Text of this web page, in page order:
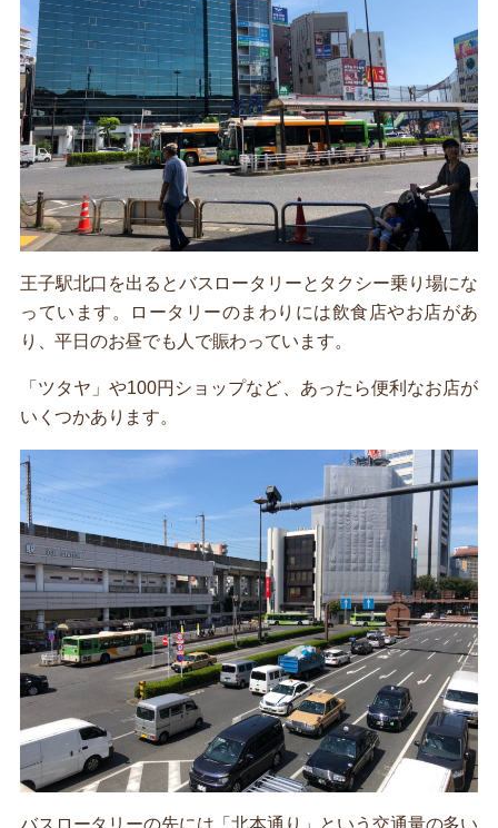
王子駅北口を出るとバスロータリーとタクシー乗り場にな
っています。ロータリーのまわりには飲食店やお店があ
り、平日のお昼でも人で賑わっています。
「ツタヤ」や100円ショップなど、あったら便利なお店が
いくつかあります。